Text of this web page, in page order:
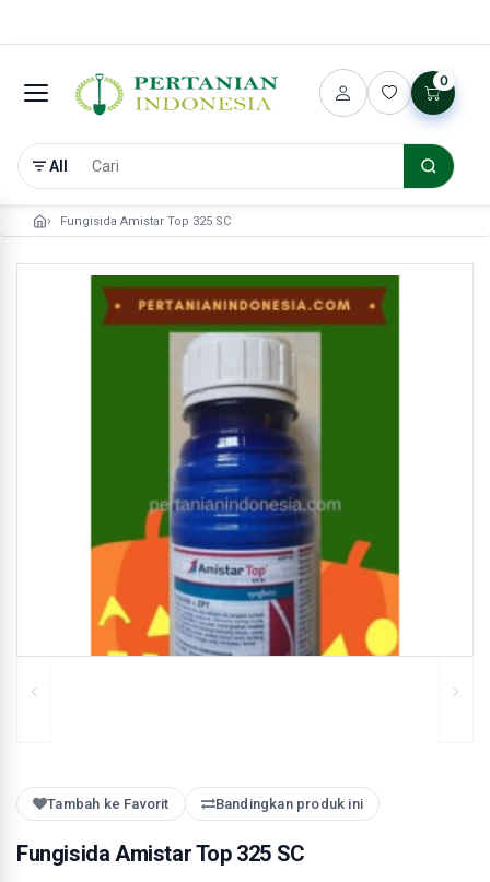
All
0
Fungisida Amistar Top 325 SC
Tambah ke Favorit Bandingkan produk ini
Fungisida Amistar Top 325 SC